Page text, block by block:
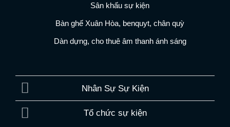
Sân khấu sự kiện
Bàn ghế Xuân Hòa, benquyt, chân quỳ
Dàn dựng, cho thuê âm thanh ánh sáng
Nhân Sự Sự Kiện
Tổ chức sự kiện